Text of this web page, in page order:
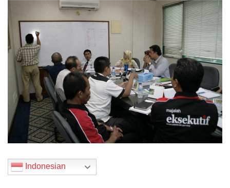
Indonesian